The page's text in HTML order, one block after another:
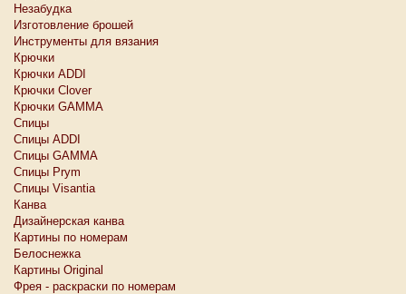
Незабудка
Изготовление брошей
Инструменты для вязания
Крючки
Крючки ADDI
Крючки Clover
Крючки GAMMA
Спицы
Спицы ADDI
Спицы GAMMA
Спицы Prym
Спицы Visantia
Канва
Дизайнерская канва
Картины по номерам
Белоснежкa
Картины Original
Фрея - раскраски по номерам